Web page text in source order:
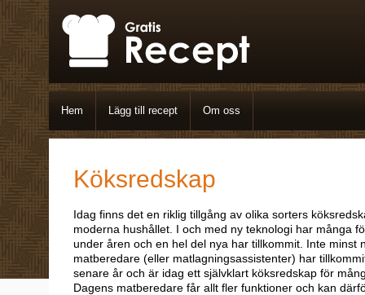
Hem Lägg till recept Om oss
Köksredskap
Idag finns det en riklig tillgång av olika sorters
moderna hushållet. I och med ny teknologi har många
under åren och en hel del nya har tillkommit. Inte minst
matberedare (eller matlagningsassistenter) har
senare år och är idag ett självklart köksredskap för
Dagens matberedare får allt fler funktioner och kan